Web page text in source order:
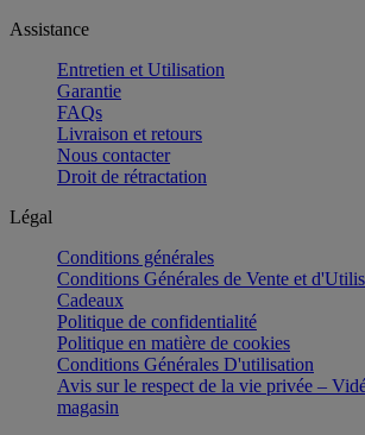
Assistance
Entretien et Utilisation
Garantie
FAQs
Livraison et retours
Nous contacter
Droit de rétractation
Légal
Conditions générales
Conditions Générales de Vente et
Cadeaux
Politique de confidentialité
Politique en matière de cookies
Conditions Générales D'utilisation
Avis sur le respect de la vie privée –
magasin